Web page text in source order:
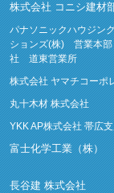
株式会社 コニシ建材
パナソニックハウジン
ションズ(株) 営業本
社 道東営業所
株式会社 ヤマチコーポ
丸十木材 株式会社
YKK AP株式会社 帯広
富士化学工業（株）
長谷建 株式会社